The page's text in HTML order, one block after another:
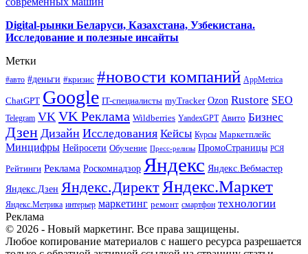
Digital-рынки Беларуси, Казахстана, Узбекистана.
Исследование и полезные инсайты
Метки
#авто #деньги #кризис #новости компаний AppMetrica
ChatGPT Google IT-специалисты myTracker Ozon Rustore SEO
Telegram VK VK Реклама Wildberries YandexGPT Авито Бизнес
Дзен Дизайн Исследования Кейсы Курсы Маркетплейс
Минцифры Нейросети Обучение Пресс-релизы ПромоСтраницы РСЯ
Рейтинги Реклама Роскомнадзор Яндекс Яндекс.Вебмастер
Яндекс.Дзен Яндекс.ДиректЯндекс.Маркет
Яндекс.Метрика интерьер маркетинг ремонт смартфон технологии
Реклама
© 2026 - Новый маркетинг. Все права защищены.
Любое копирование материалов с нашего ресурса разрешается